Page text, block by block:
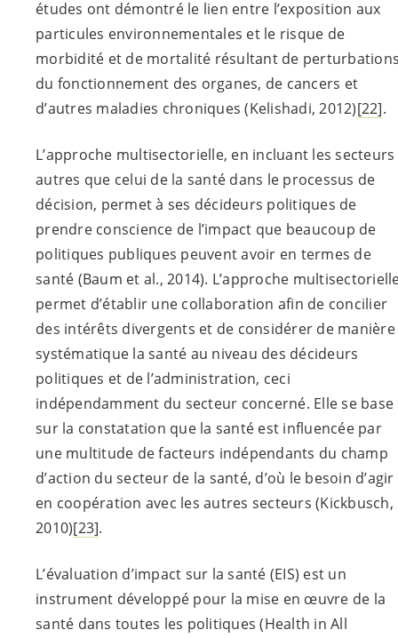
études ont démontré le lien entre l’exposition aux
particules environnementales et le risque de
morbidité et de mortalité résultant de
du fonctionnement des organes, de cancers et
d’autres maladies chroniques (Kelishadi, 2012)[22].
L’approche multisectorielle, en incluant les secteurs
autres que celui de la santé dans le processus de
décision, permet à ses décideurs politiques de
prendre conscience de l’impact que beaucoup de
politiques publiques peuvent avoir en termes de
santé (Baum et al., 2014). L’approche
permet d’établir une collaboration afin de concilier
des intérêts divergents et de considérer de manière
systématique la santé au niveau des décideurs
politiques et de l’administration, ceci
indépendamment du secteur concerné. Elle se base
sur la constatation que la santé est influencée par
une multitude de facteurs indépendants du champ
d’action du secteur de la santé, d’où le besoin d’agir
en coopération avec les autres secteurs (Kickbusch,
2010)[23].
L’évaluation d’impact sur la santé (EIS) est un
instrument développé pour la mise en œuvre de la
santé dans toutes les politiques (Health in All